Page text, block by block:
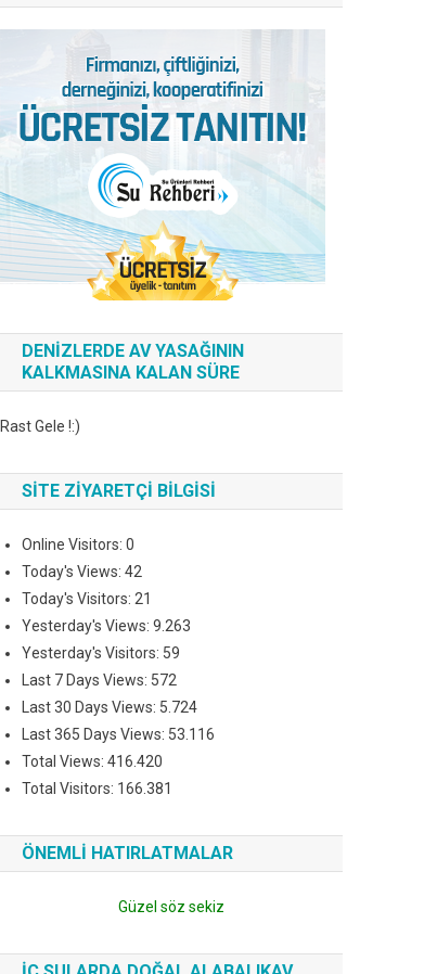
DENIZLERDE AV YASAĞININ
KALKMASINA KALAN SÜRE
Rast Gele !:)
SITE ZIYARETÇI BILGISI
Online Visitors:0
Today's Views:42
Today's Visitors: 21
Yesterday's Views:9.263
Yesterday's Visitors: 59
Last 7 Days Views: 572
Last 30 Days Views: 5.724
Last 365 Days Views: 53.116
Total Views:416.420
Total Visitors: 166.381
ÖNEMLI HATIRLATMALAR
Güzel söz sekiz